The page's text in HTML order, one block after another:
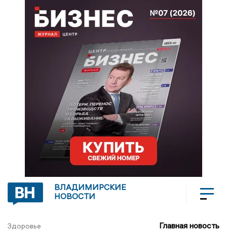
ВЛАДИМИРСКИЕ
НОВОСТИ
Здоровье Главная новость